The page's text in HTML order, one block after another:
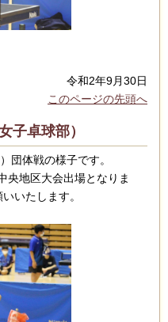
令和2年9月30日
このページの先頭へ
子卓球部）
団体戦の様子です。
央地区大会出場となりま
いたします。